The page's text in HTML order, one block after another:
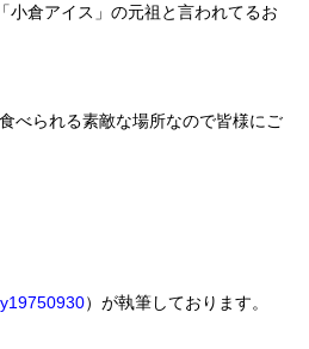
小倉アイス」の元祖と言われてるお
べられる素敵な場所なので皆様にご
）が執筆しております。